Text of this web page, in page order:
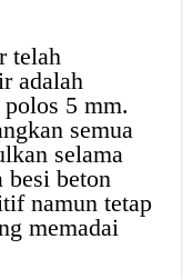
telah
adalah
5 mm.
semua
selama
besi beton
namun tetap
memadai